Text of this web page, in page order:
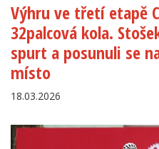
Výhru ve třetí etapě
32palcová kola.
spurt a posunuli se
místo
18.03.2026